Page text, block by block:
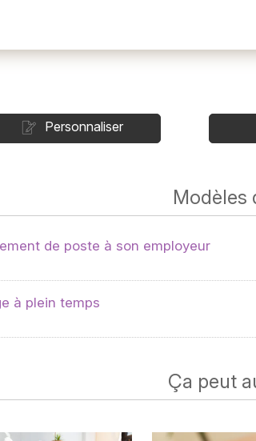
Personnaliser
Modèles
de poste à son employeur
à plein temps
Ça peut